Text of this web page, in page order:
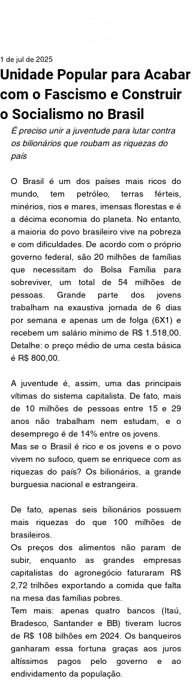
Unidade Popular para Acabar
com o Fascismo e Construir
o Socialismo no Brasil
1 de jul de 2025
É preciso unir a juventude para lutar contra
os bilionários que roubam as riquezas do
país
O Brasil é um dos países mais ricos do
mundo, tem petróleo, terras férteis,
minérios, rios e mares, imensas florestas e é
a décima economia do planeta. No entanto,
a maioria do povo brasileiro vive na pobreza
e com dificuldades. De acordo com o próprio
governo federal, são 20 milhões de famílias
que necessitam do Bolsa Família para
sobreviver, um total de 54 milhões de
pessoas. Grande parte dos jovens
trabalham na exaustiva jornada de 6 dias
por semana e apenas um de folga (6X1) e
recebem um salário mínimo de R$ 1.518,00.
Detalhe: o preço médio de uma cesta básica
é R$ 800,00.
A juventude é, assim, uma das principais
vítimas do sistema capitalista. De fato, mais
de 10 milhões de pessoas entre 15 e 29
anos não trabalham nem estudam, e o
desemprego é de 14% entre os jovens.
Mas se o Brasil é rico e os jovens e o povo
vivem no sufoco, quem se enriquece com as
riquezas do país? Os bilionários, a grande
burguesia nacional e estrangeira.
De fato, apenas seis bilionários possuem
mais riquezas do que 100 milhões de
brasileiros.
Os preços dos alimentos não param de
subir, enquanto as grandes empresas
capitalistas do agronegócio faturaram R$
2,72 trilhões exportando a comida que falta
na mesa das famílias pobres.
Tem mais: apenas quatro bancos (Itaú,
Bradesco, Santander e BB) tiveram lucros
de R$ 108 bilhões em 2024. Os banqueiros
ganharam essa fortuna graças aos juros
altíssimos pagos pelo governo e ao
endividamento da população.